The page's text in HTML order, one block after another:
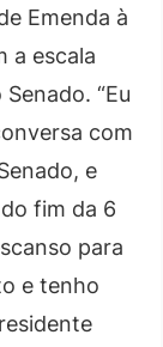
Emenda à
a escala
“Eu
com
e
fim da 6
para
e tenho